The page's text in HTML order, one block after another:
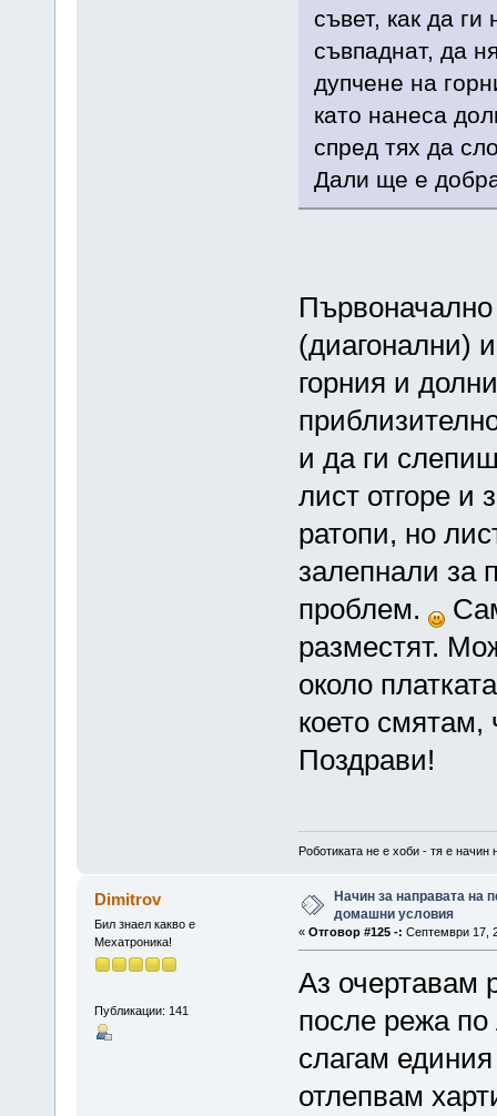
съвет, как да
съвпаднат, да
дупчене на
като нанеса
спред тях да
Дали ще е
(диагонални)
горния и
и да ги
лист отгоре и
ратопи, но
залепнали за
проблем.
разместят.
около
което
Поздрави!
Роботиката не е хоби - тя е начин
Dimitrov
Бил знаел какво е
Мехатроника!
Публикации: 141
Начин за направата на
домашни условия
« Отговор #125 -: Септември 17,
Аз очертавам
после режа
слагам
отлепвам